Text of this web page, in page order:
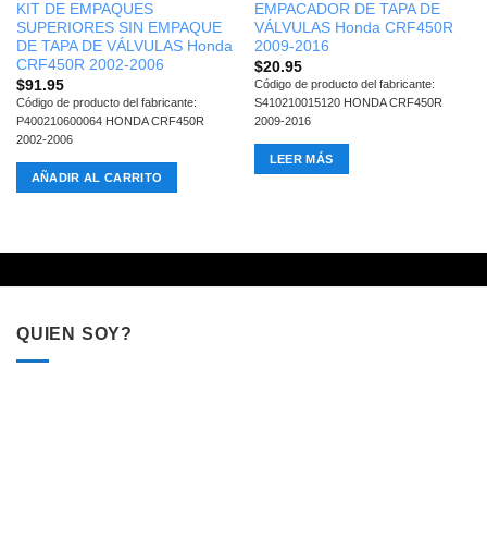
KIT DE EMPAQUES
SUPERIORES SIN EMPAQUE
DE TAPA DE VÁLVULAS Honda
CRF450R 2002-2006
$91.95
Código de producto del fabricante:
P400210600064 HONDA CRF450R
2002-2006
AÑADIR AL CARRITO
EMPACADOR DE TAPA DE
VÁLVULAS Honda CRF450R
2009-2016
$20.95
Código de producto del fabricante:
S410210015120 HONDA CRF450R
2009-2016
LEER MÁS
QUIEN SOY?